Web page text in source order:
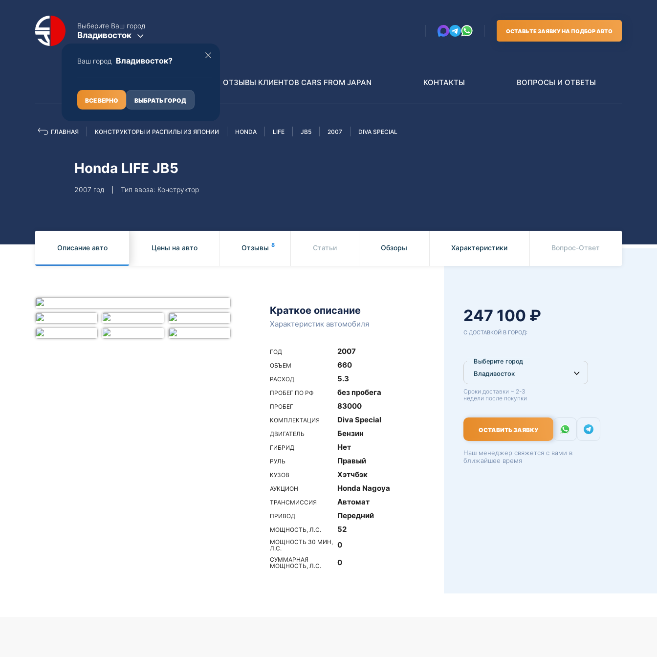
Выберите Ваш город
Владивосток
Ваш город Владивосток?
ВСЕ ВЕРНО ВЫБРАТЬ ГОРОД
ОСТАВЬТЕ ЗАЯВКУ НА ПОДБОР АВТО
Полная пошлина
Subaru
Распилы и конструкторы
ОТЗЫВЫ КЛИЕНТОВ CARS FROM JAPAN КОНТАКТЫ ВОПРОСЫ И ОТВЕТЫ
ГЛАВНАЯ КОНСТРУКТОРЫ И РАСПИЛЫ ИЗ ЯПОНИИ HONDA LIFE JB5 2007 DIVA SPECIAL
Honda LIFE JB5
2007 год Тип ввоза: Конструктор
Описание авто Цены на авто Отзывы 8 Статьи Обзоры Характеристики Вопрос-Ответ
Краткое описание
Характеристик автомобиля
ГОД 2007
ОБЪЕМ 660
РАСХОД 5.3
ПРОБЕГ ПО РФ без пробега
ПРОБЕГ 83000
КОМПЛЕКТАЦИЯ Diva Special
ДВИГАТЕЛЬ Бензин
ГИБРИД Нет
РУЛЬ Правый
КУЗОВ Хэтчбэк
АУКЦИОН Honda Nagoya
ТРАНСМИССИЯ Автомат
ПРИВОД Передний
МОЩНОСТЬ, Л.С. 52
МОЩНОСТЬ 30 МИН,
Л.С.
0
СУММАРНАЯ
МОЩНОСТЬ, Л.С.
0
247 100 ₽
С ДОСТАВКОЙ В ГОРОД:
Выберите город
Сроки доставки ~ 2-3
недели после покупки
ОСТАВИТЬ ЗАЯВКУ
Наш менеджер свяжется с вами в
ближайшее время